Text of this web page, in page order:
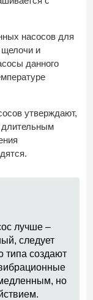
насосов для
щелочи и
данного
утверждают,
длительным
лучше –
следует
типа создают
но